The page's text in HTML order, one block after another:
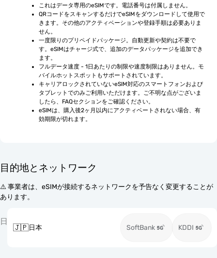
これはデータ専用のeSIMです。電話番号は付属しません。
QRコードをスキャンするだけでeSIMをダウンロードして使用で
きます。その他のアクティベーションや登録手順は必要ありま
せん。
一度限りのプリペイドパッケージ。自動更新や契約は不要で
す。eSIMはチャージ式で、追加のデータパッケージを追加でき
ます。
フルデータ速度 - 1日あたりの制限や速度制限はありません。モ
バイルホットスポットもサポートされています。
キャリアロックされていないeSIM対応のスマートフォンおよび
タブレットでのみご利用いただけます。ご不明な点がございま
したら、FAQセクションをご確認ください。
eSIMは、購入後2ヶ月以内にアクティベートされない場合、有
効期限が切れます。
目的地とネットワーク
⚠️ 事業者は、eSIMが接続するネットワークを予告なく変更することが
あります。
日
🇯🇵日本 SoftBank KDDI